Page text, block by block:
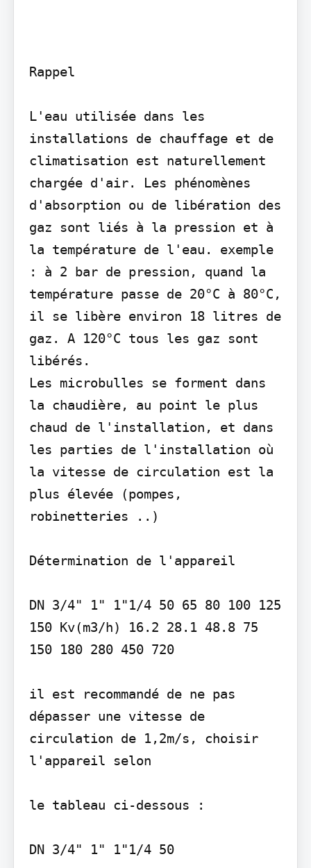
Rappel
L'eau utilisée dans les
installations de chauffage et de
climatisation est naturellement
chargée d'air. Les phénomènes
d'absorption ou de libération des
gaz sont liés à la pression et à
la température de l'eau. exemple
: à 2 bar de pression, quand la
température passe de 20°C à 80°C,
il se libère environ 18 litres de
gaz. A 120°C tous les gaz sont
libérés.
Les microbulles se forment dans
la chaudière, au point le plus
chaud de l'installation, et dans
les parties de l'installation où
la vitesse de circulation est la
plus élevée (pompes,
robinetteries ..)
Détermination de l'appareil
DN 3/4" 1" 1"1/4 50 65 80 100 125
150 Kv(m3/h) 16.2 28.1 48.8 75
150 180 280 450 720
il est recommandé de ne pas
dépasser une vitesse de
circulation de 1,2m/s, choisir
l'appareil selon
le tableau ci-dessous :
DN 3/4" 1" 1"1/4 50